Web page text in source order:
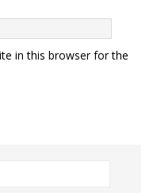
in this browser for the